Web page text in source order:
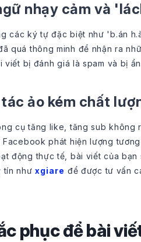
nhạy cảm và
các ký tự đặc biệt như 'b.án
quá thông minh để nhận ra
viết bị đánh giá là spam và bị
ảo kém chất
cụ tăng like, tăng sub không
Facebook phát hiện lượng
động thực tế, bài viết của bạn
tín nhưxgiare để được tư vấn
phục để bài